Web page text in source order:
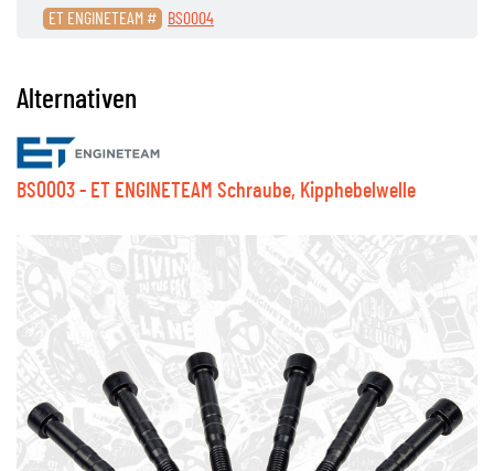
ET ENGINETEAM # BS0004
Alternativen
BS0003 - ET ENGINETEAM Schraube, Kipphebelwelle